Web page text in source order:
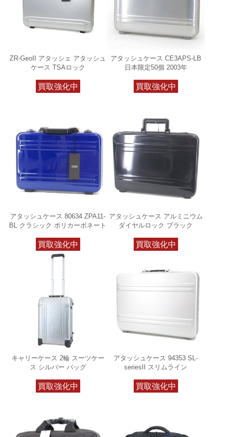
ZR-GeoII アタッシェ アタッシュ
ケース TSAロック
買取強化中
アタッシュケース CE3APS-LB
日本限定50個 2003年
買取強化中
アタッシュケース 80634 ZPA11-
BL クラシック ポリカーボネート
買取強化中
アタッシュケース アルミニウム
ダイヤルロック ブラック
買取強化中
キャリーケース 2輪 スーツケー
ス シルバー バッグ
買取強化中
アタッシュケース 94353 SL-
seriesII スリムライン
買取強化中